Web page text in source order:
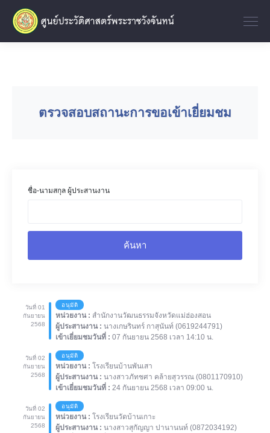
ตรวจสอบสถานะการขอเข้าเยี่ยมชม
ชื่อ-นามสกุล ผู้ประสานงาน
ค้นหา
วันที่ 01
กันยายน
2568
อนุมัติ
หน่วยงาน : สำนักงานวัฒนธรรมจังหวัดแม่ฮ่องสอน
ผู้ประสานงาน : นางเกษรินทร์ กาสุนันท์ (0619244791)
เข้าเยี่ยมชมวันที่ : 07 กันยายน 2568 เวลา 14:10 น.
วันที่ 02
กันยายน
2568
อนุมัติ
หน่วยงาน : โรงเรียนบ้านพันเสา
ผู้ประสานงาน : นางสาวภัทชศา คล้ายสุวรรณ (0801170910)
เข้าเยี่ยมชมวันที่ : 24 กันยายน 2568 เวลา 09:00 น.
วันที่ 02
กันยายน
2568
อนุมัติ
หน่วยงาน : โรงเรียนวัดบ้านเกาะ
ผู้ประสานงาน : นางสาวสุกัญญา ปานานนท์ (0872034192)